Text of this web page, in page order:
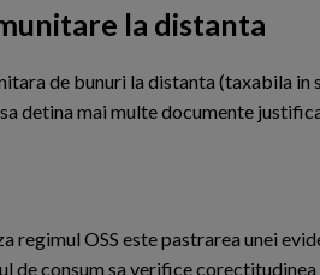
la distanta
de bunuri la distanta (taxabila in
detina mai multe documente
regimul OSS este pastrarea unei
de consum sa verifice